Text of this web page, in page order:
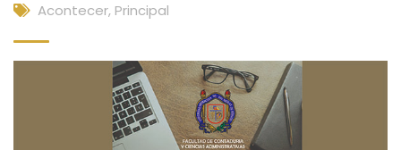
Acontecer, Principal